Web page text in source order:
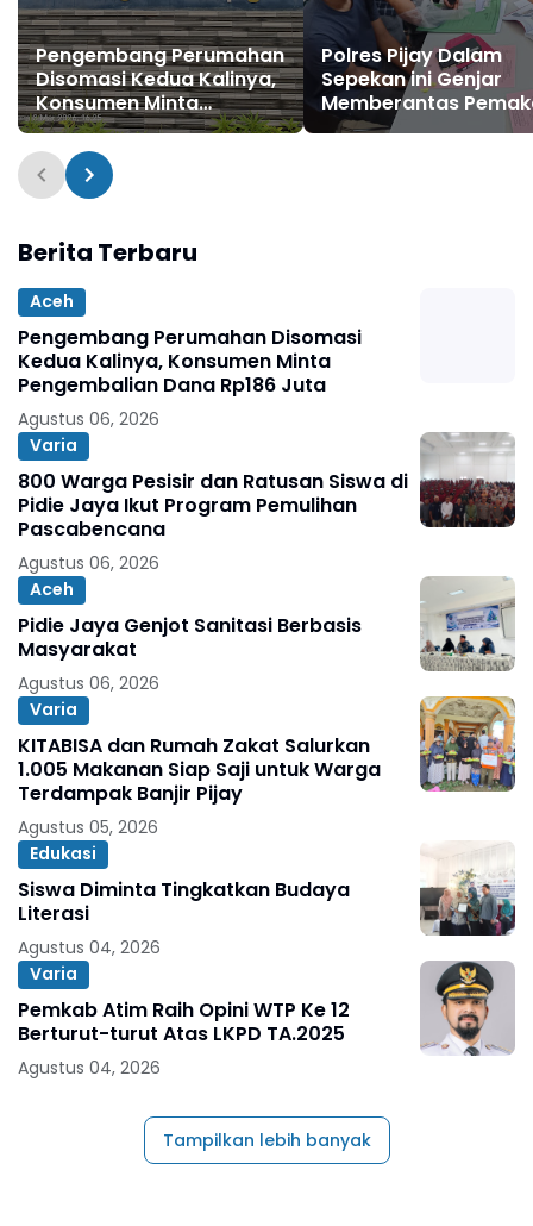
Pengembang Perumahan
Disomasi Kedua Kalinya,
Konsumen Minta
Pengembalian Dana
Rp186 Juta
Polres Pijay Dalam
Sepekan ini Genjar
Memberantas
Penyalahgunaan
Berita Terbaru
Aceh
Pengembang Perumahan Disomasi
Kedua Kalinya, Konsumen Minta
Pengembalian Dana Rp186 Juta
Agustus 06, 2026
Varia
800 Warga Pesisir dan Ratusan Siswa di
Pidie Jaya Ikut Program Pemulihan
Pascabencana
Agustus 06, 2026
Aceh
Pidie Jaya Genjot Sanitasi Berbasis
Masyarakat
Agustus 06, 2026
Varia
KITABISA dan Rumah Zakat Salurkan
1.005 Makanan Siap Saji untuk Warga
Terdampak Banjir Pijay
Agustus 05, 2026
Edukasi
Siswa Diminta Tingkatkan Budaya
Literasi
Agustus 04, 2026
Varia
Pemkab Atim Raih Opini WTP Ke 12
Berturut-turut Atas LKPD TA.2025
Agustus 04, 2026
Tampilkan lebih banyak